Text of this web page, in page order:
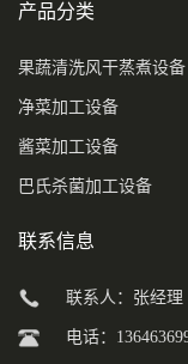
产品分类
果蔬清洗风干蒸煮设备
净菜加工设备
酱菜加工设备
巴氏杀菌加工设备
联系信息
联系人：张经理
电话：